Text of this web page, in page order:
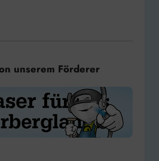
unserem Förderer